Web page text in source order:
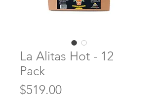
La Alitas Hot - 12
Pack
$519.00Precio